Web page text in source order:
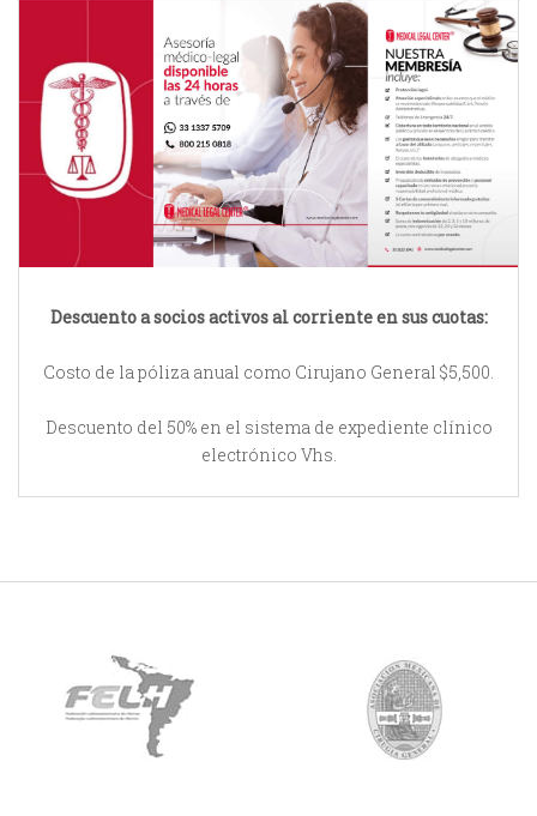
Descuento a socios activos al corriente en sus cuotas:
Costo de la póliza anual como Cirujano General $5,500.
Descuento del 50% en el sistema de expediente clínico
electrónico Vhs.